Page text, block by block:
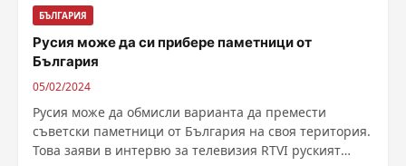
БЪЛГАРИЯ
Русия може да си прибере паметници от
България
05/02/2024
Русия може да обмисли варианта да премести
съветски паметници от България на своя територия.
Това заяви в интервю за телевизия RTVI руският